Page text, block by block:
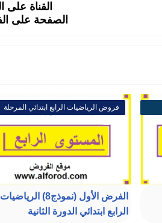
القناة على
الصفحة على
فروض الرياضيات الرابع ابتدائي المرحلة
الثالثة
الفرض الأول (نموذج8) الرياضيات
الرابع ابتدائي الدورة الثانية